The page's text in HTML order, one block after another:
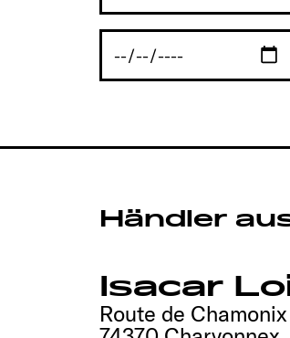
Händler
Isacar
Route de